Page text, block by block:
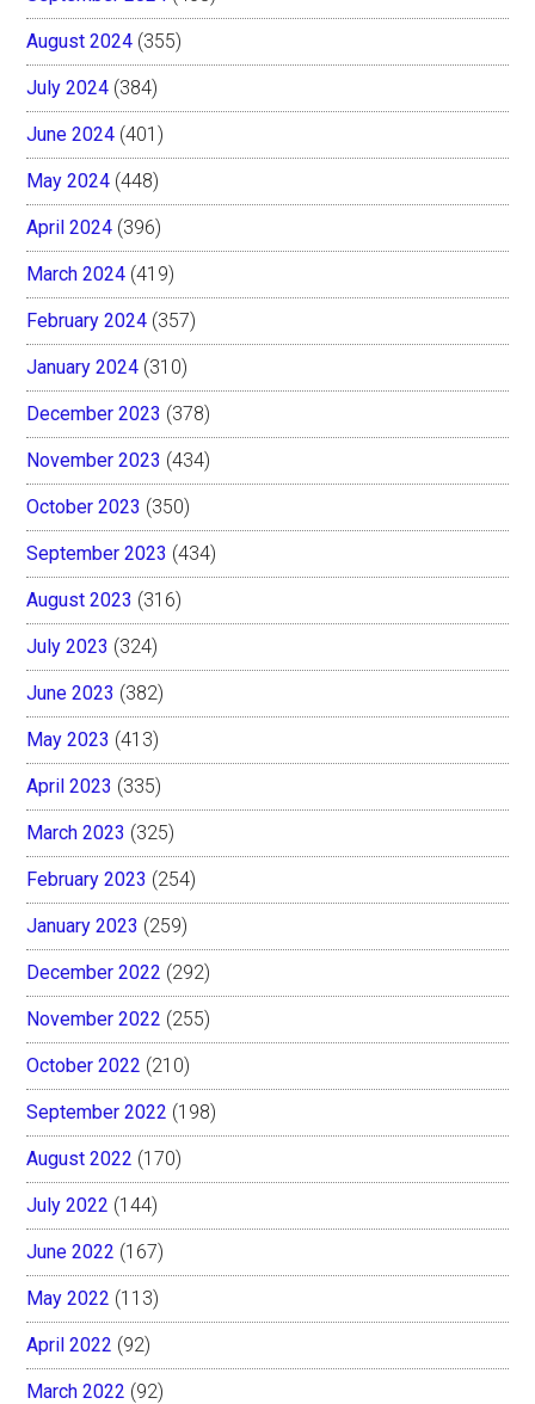
August 2024 (355)
July 2024 (384)
June 2024 (401)
May 2024 (448)
April 2024 (396)
March 2024 (419)
February 2024 (357)
January 2024 (310)
December 2023 (378)
November 2023 (434)
October 2023 (350)
September 2023 (434)
August 2023 (316)
July 2023 (324)
June 2023 (382)
May 2023 (413)
April 2023 (335)
March 2023 (325)
February 2023 (254)
January 2023 (259)
December 2022 (292)
November 2022 (255)
October 2022 (210)
September 2022 (198)
August 2022 (170)
July 2022 (144)
June 2022 (167)
May 2022 (113)
April 2022 (92)
March 2022 (92)